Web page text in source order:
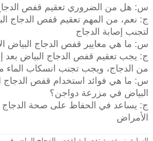
س: هل من الضروري تعقيم قفص
ج: نعم، من المهم تعقيم قفص الدجاج
لتجنب إصابة الدجاج
س: ما هي معايير قفص الدجاج البياض
ج: يجب تعقيم قفص الدجاج البياض بعد
من الدجاج، ويجب تجنب انسكاب الماء
س: ما هي فوائد استخدام قفص الدجاج
البياض في مزرعة دواجن؟
ج: يساعد في الحفاظ على صحة الدجاج
الأمراض